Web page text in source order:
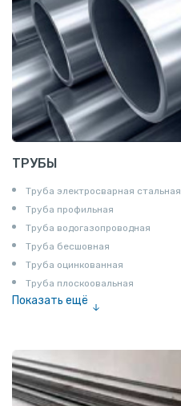
ТРУБЫ
Труба электросварная стальная
Труба профильная
Труба водогазопроводная
Труба бесшовная
Труба оцинкованная
Труба плоскоовальная
Показать ещё